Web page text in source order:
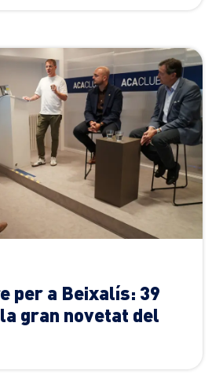
per a Beixalís: 39
gran novetat del